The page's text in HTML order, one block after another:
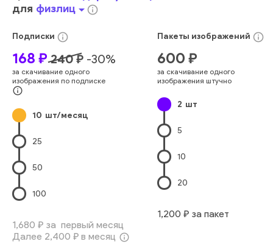
Равнина Пастбище Животноводство Ранчо
Стадо
Дикая Природа
Жеребёнок
Животные В Дикой Природе
Жеребец За Городом Кобыла Пасти Группа Животных
Зелёный Животные И Домашние Животные
Сельское Хозяйство
лошади зеленая трава
перьевая трава мать и ребенок
для физлицarrow_drop_downinfo_outline
Подписки info_outline
168 ₽ 240₽ -30%
за скачивание одного
изображения по подписке
info_outline
10 шт/месяц
25
50
100
1,680 ₽ за первый месяц
Далее 2,400 ₽ в месяц info_outline
Пакеты изображений info_outline
600 ₽
за скачивание одного
изображения штучно
2 шт
5
10
20
1,200 ₽ за пакет